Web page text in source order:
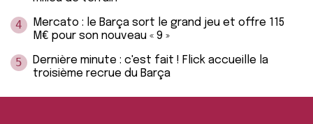
4
Mercato : le Barça sort le grand jeu et offre 115
M€ pour son nouveau « 9 »
5
Dernière minute : c'est fait ! Flick accueille la
troisième recrue du Barça